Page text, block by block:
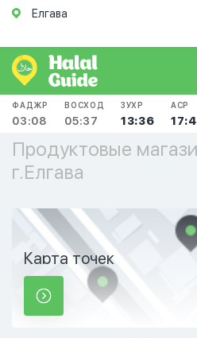
Елгава
ФАДЖР
03:08
ВОСХОД
05:37
ЗУХР
13:36
АСР
Продуктовые
г.Елгава
Карта точек